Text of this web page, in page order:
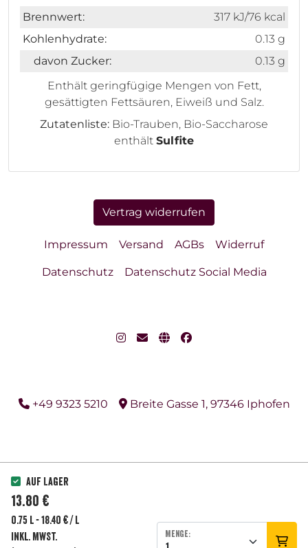
Auf Lager
13.80 €
0.75 l - 18.40 € / l
inkl. MwSt.
Menge:
Brennwert:
317 kJ/76 kcal
Kohlenhydrate:
0.13 g
davon Zucker:
0.13 g
Enthält geringfügige Mengen von Fett,
gesättigten Fettsäuren, Eiweiß und Salz.
Zutatenliste: Bio-Trauben, Bio-Saccharose
enthält Sulfite
Vertrag widerrufen
Impressum Versand AGBs Widerruf
Datenschutz Datenschutz Social Media
+49 9323 5210 Breite Gasse 1, 97346 Iphofen